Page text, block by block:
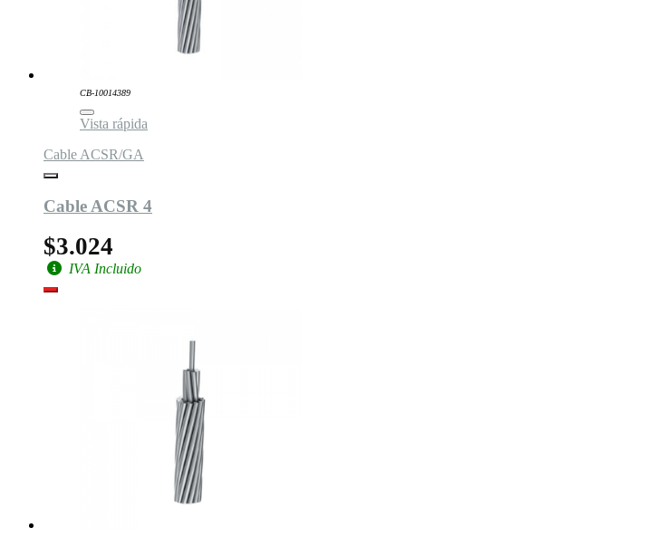
CB-10014389
Vista rápida
Cable ACSR/GA
Cable ACSR 4
$3.024
IVA Incluido